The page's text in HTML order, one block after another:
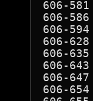
606-581
606-586
606-594
606-628
606-635
606-643
606-647
606-654